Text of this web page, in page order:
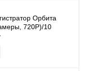
Орбита
720Р)/10